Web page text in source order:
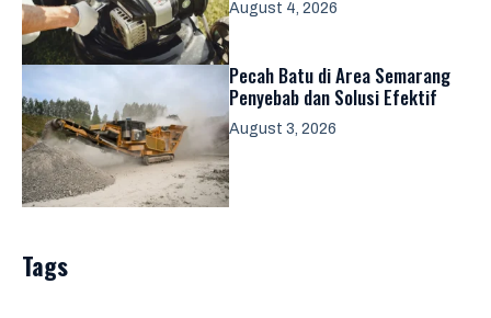
August 4, 2026
Pecah Batu di Area Semarang
Penyebab dan Solusi Efektif
August 3, 2026
Tags